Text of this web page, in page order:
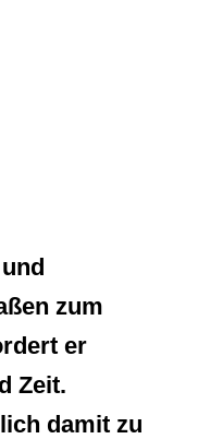
zum
er
Zeit.
damit zu